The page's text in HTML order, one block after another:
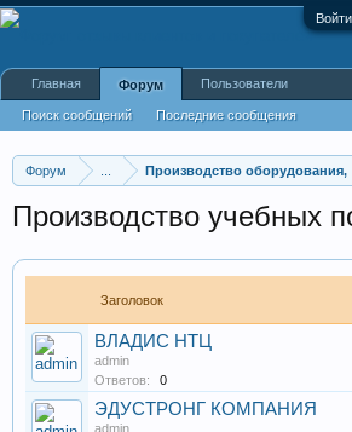
Форум Производство оборудования,
Производство учебных
Заголовок
ВЛАДИС НТЦ
admin
Ответов:
0
ЭДУСТРОНГ КОМПАНИЯ
admin
Главная Форум
Поиск сообщений Последние сообщения
Пользователи